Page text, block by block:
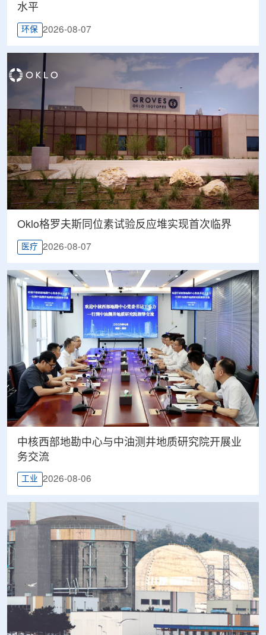
水平
环保 2026-08-07
Oklo格罗夫斯同位素试验反应堆实现首次临界
医疗 2026-08-07
中核西部地勘中心与中油测井地质研究院开展业
务交流
工业 2026-08-06